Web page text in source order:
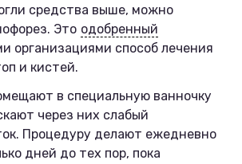
средства выше, можно
Это одобренный
организациями способ лечения
и кистей.
в специальную ванночку
через них слабый
Процедуру делают ежедневно
дней до тех пор, пока